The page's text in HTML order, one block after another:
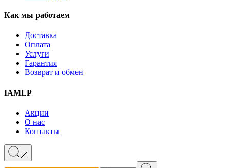
Как мы работаем
Доставка
Оплата
Услуги
Гарантия
Возврат и обмен
IAMLP
Акции
О нас
Контакты